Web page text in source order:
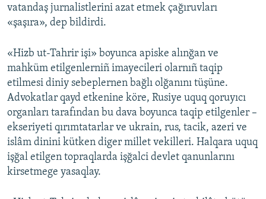
vatandaş jurnalistlerini azat etmek çağıruvları
«şaşıra», dep bildirdi.
«Hizb ut-Tahrir işi» boyunca apiske alınğan ve
mahküm etilgenlerniñ imayecileri olarnıñ taqip
etilmesi diniy sebeplernen bağlı olğanını tüşüne.
Advokatlar qayd etkenine köre, Rusiye uquq qoruyıcı
organları tarafından bu dava boyunca taqip etilgenler –
ekseriyeti qırımtatarlar ve ukrain, rus, tacik, azeri ve
islâm dinini kütken diger millet vekilleri. Halqara uquq
işğal etilgen topraqlarda işğalci devlet qanunlarını
kirsetmege yasaqlay.